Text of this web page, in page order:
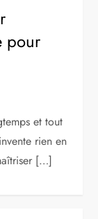
pour
et tout
rien en
[…]